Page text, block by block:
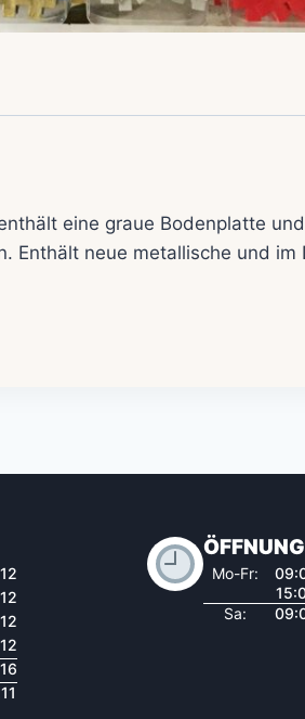
eine graue Bodenplatte
Enthält neue metallische und
Mo-Fr:
Sa: